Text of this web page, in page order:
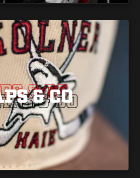
& CO
& CO
& CO